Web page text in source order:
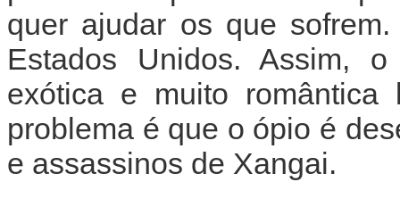
quer ajudar os que
Estados Unidos. Assim,
exótica e muito romântica
problema é que o ópio é
e assassinos de Xangai.